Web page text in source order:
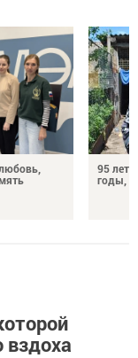
95 лет
годы,
вздоха